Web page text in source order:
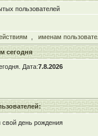
пользователей
именам
сегодня
Дата:7.8.2026
свой день рождения